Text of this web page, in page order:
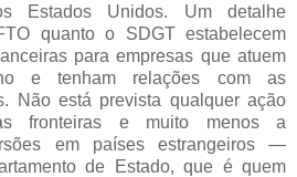
Estados Unidos. Um detalhe
quanto o SDGT estabelecem
para empresas que atuem
e tenham relações com as
Não está prevista qualquer ação
fronteiras e muito menos a
em países estrangeiros —
de Estado, que é quem